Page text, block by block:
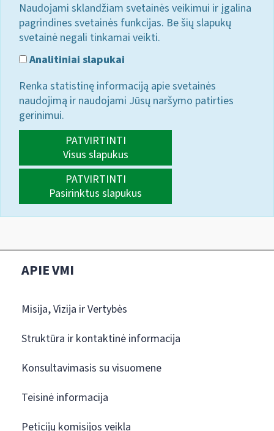
Naudojami sklandžiam svetainės veikimui ir įgalina
pagrindines svetainės funkcijas. Be šių slapukų
svetainė negali tinkamai veikti.
Analitiniai slapukai
Renka statistinę informaciją apie svetainės
naudojimą ir naudojami Jūsų naršymo patirties
gerinimui.
PATVIRTINTI
Visus slapukus
PATVIRTINTI
Pasirinktus slapukus
APIE VMI
Misija, Vizija ir Vertybės
Struktūra ir kontaktinė informacija
Konsultavimasis su visuomene
Teisinė informacija
Peticijų komisijos veikla